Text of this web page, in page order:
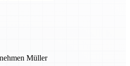
Müller